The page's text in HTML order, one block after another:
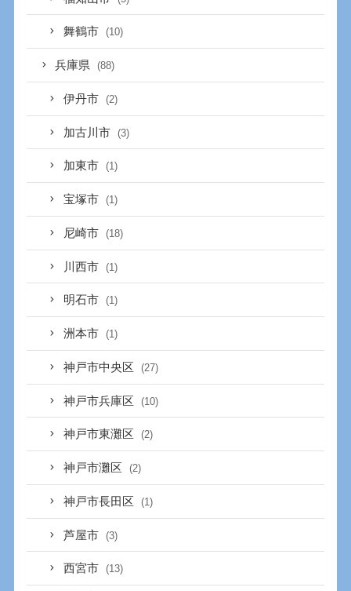
舞鶴市 (10)
兵庫県 (88)
伊丹市 (2)
加古川市 (3)
加東市 (1)
宝塚市 (1)
尼崎市 (18)
川西市 (1)
明石市 (1)
洲本市 (1)
神戸市中央区 (27)
神戸市兵庫区 (10)
神戸市東灘区 (2)
神戸市灘区 (2)
神戸市長田区 (1)
芦屋市 (3)
西宮市 (13)